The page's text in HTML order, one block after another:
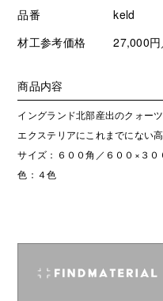
品番
keld
材工参考価格
27,000円
商品内容
イングランド北部産出のクォー
エクステリアにこれまでにない
サイズ：６００角／６００×３０
色：４色